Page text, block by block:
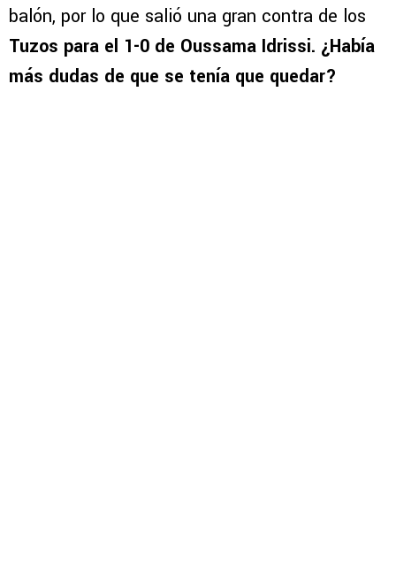
balón, por lo que salió una gran contra de los
Tuzos para el 1-0 de Oussama Idrissi. ¿Había
más dudas de que se tenía que quedar?